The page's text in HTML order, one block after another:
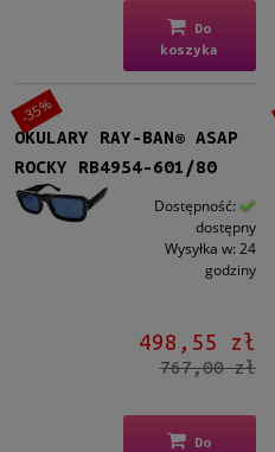
Do
koszyka
OKULARY RAY-BAN® ASAP
ROCKY RB4954-601/80
Dostępność:
dostępny
Wysyłka w: 24
godziny
498,55 zł
767,00 zł
Do
-35%